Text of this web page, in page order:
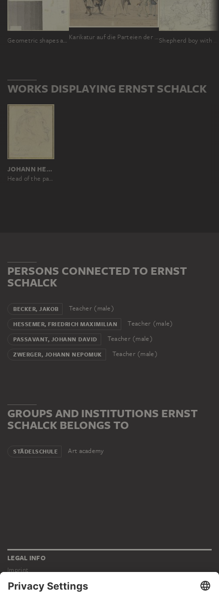
Geometric shapes and shading Karikatur auf die Parteien der Roten, die Klein- und die Groß-Deutschen, repräsentiert durch die Abgeordneten zum Frankfurter Parlament 1848 Dr. Jucho, von Rabenau, Giskra und Schmerling Shepherd boy with two goats
WORKS DISPLAYING ERNST SCHALCK
JOHANN HEINRICH HASSELHORST
Head of the painter Ernst Schalck
PERSONS CONNECTED TO ERNST
SCHALCK
BECKER, JAKOB Teacher (male)
HESSEMER, FRIEDRICH MAXIMILIAN Teacher (male)
PASSAVANT, JOHANN DAVID Teacher (male)
ZWERGER, JOHANN NEPOMUK Teacher (male)
GROUPS AND INSTITUTIONS ERNST
SCHALCK BELONGS TO
STÄDELSCHULE Art academy
LEGAL INFO
Imprint
Privacy
Copyright © 2026 Städel Museum